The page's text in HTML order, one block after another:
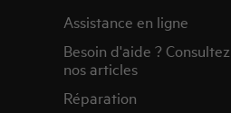
Assistance en ligne
Besoin d'aide ? Consultez
nos articles
Réparation